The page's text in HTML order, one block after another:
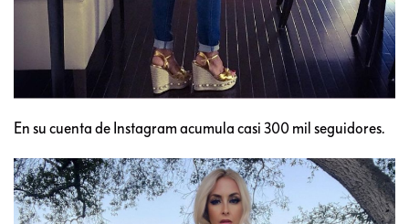
En su cuenta de Instagram acumula casi 300 mil seguidores.